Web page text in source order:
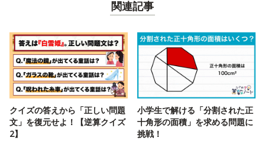
関連記事
クイズの答えから「正しい問題
文」を復元せよ！【逆算クイズ
2】
小学生で解ける「分割された正
十角形の面積」を求める問題に
挑戦！